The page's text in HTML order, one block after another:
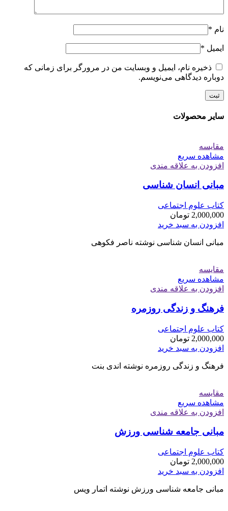
نام *
ایمیل *
ذخیره نام، ایمیل و وبسایت من در مرورگر برای زمانی که
دوباره دیدگاهی می‌نویسم.
سایر محصولات
مقایسه
مشاهده سریع
افزودن به علاقه مندی
مبانی انسان شناسی
کتاب علوم اجتماعی
2,000,000 تومان
افزودن به سبد خرید
مبانی انسان شناسی نوشته ناصر فکوهی
مقایسه
مشاهده سریع
افزودن به علاقه مندی
فرهنگ و زندگی روزمره
کتاب علوم اجتماعی
2,000,000 تومان
افزودن به سبد خرید
فرهنگ و زندگی روزمره نوشته اندی بنت
مقایسه
مشاهده سریع
افزودن به علاقه مندی
مبانی جامعه شناسی ورزش
کتاب علوم اجتماعی
2,000,000 تومان
افزودن به سبد خرید
مبانی جامعه شناسی ورزش نوشته اتمار ویس